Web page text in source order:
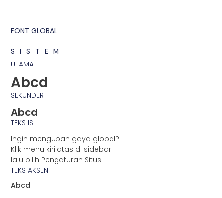
FONT GLOBAL
SISTEM
UTAMA
Abcd
SEKUNDER
Abcd
TEKS ISI
Ingin mengubah gaya global?
Klik menu kiri atas di sidebar
lalu pilih Pengaturan Situs.
TEKS AKSEN
Abcd